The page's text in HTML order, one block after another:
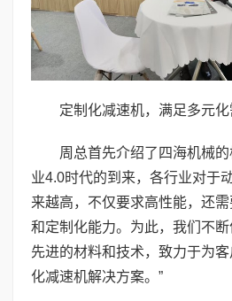
定制化减速机，满足多元化
周总首先介绍了四海机械
业4.0时代的到来，各行业对于
来越高，不仅要求高性能，还
和定制化能力。为此，我们不
先进的材料和技术，致力于为
化减速机解决方案。”